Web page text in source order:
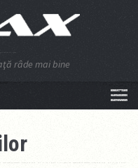
râde mai bine